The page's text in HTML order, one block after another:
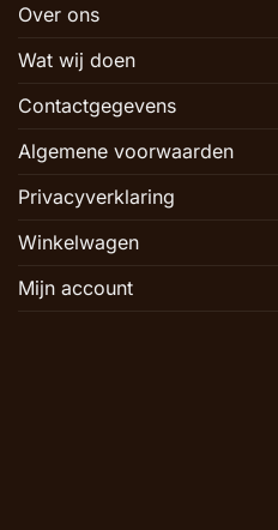
Over ons
Wat wij doen
Contactgegevens
Algemene voorwaarden
Privacyverklaring
Winkelwagen
Mijn account